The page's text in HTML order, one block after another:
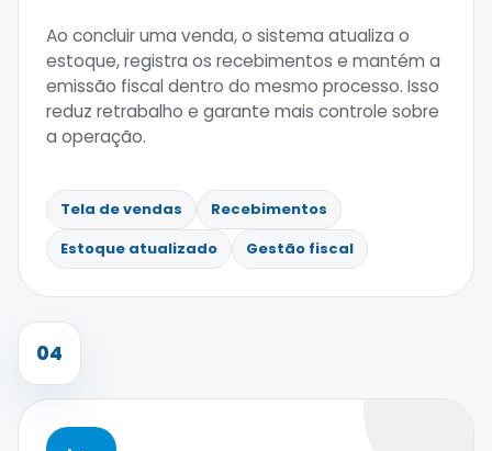
Ao concluir uma venda, o sistema atualiza o
estoque, registra os recebimentos e mantém a
emissão fiscal dentro do mesmo processo. Isso
reduz retrabalho e garante mais controle sobre
a operação.
Tela de vendas
Recebimentos
Estoque atualizado
Gestão fiscal
04